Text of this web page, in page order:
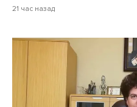
21 час назад